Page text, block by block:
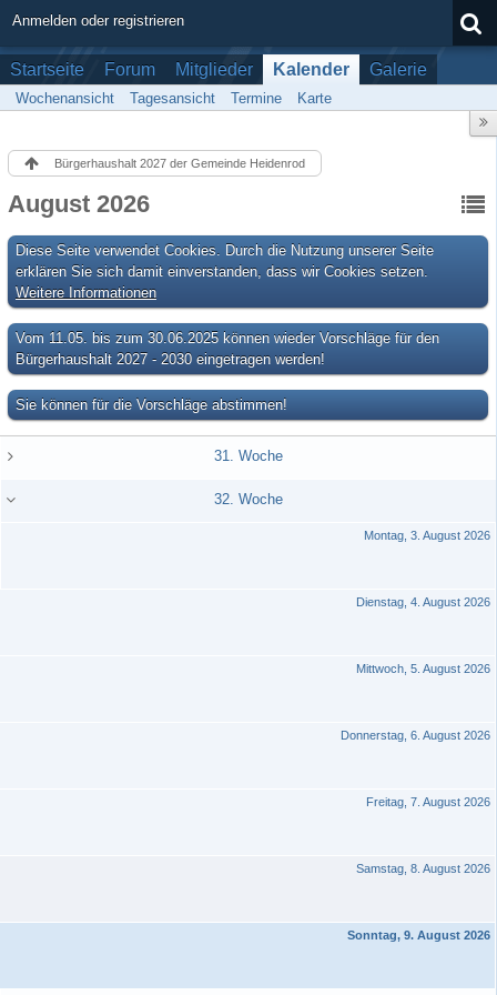
Anmelden oder registrieren
Startseite Forum Mitglieder Kalender Galerie
Wochenansicht Tagesansicht Termine Karte
Bürgerhaushalt 2027 der Gemeinde Heidenrod
August 2026
Diese Seite verwendet Cookies. Durch die Nutzung unserer Seite
erklären Sie sich damit einverstanden, dass wir Cookies setzen.
Weitere Informationen
Vom 11.05. bis zum 30.06.2025 können wieder Vorschläge für den
Bürgerhaushalt 2027 - 2030 eingetragen werden!
Sie können für die Vorschläge abstimmen!
31. Woche
32. Woche
Montag, 3. August 2026
Dienstag, 4. August 2026
Mittwoch, 5. August 2026
Donnerstag, 6. August 2026
Freitag, 7. August 2026
Samstag, 8. August 2026
Sonntag, 9. August 2026